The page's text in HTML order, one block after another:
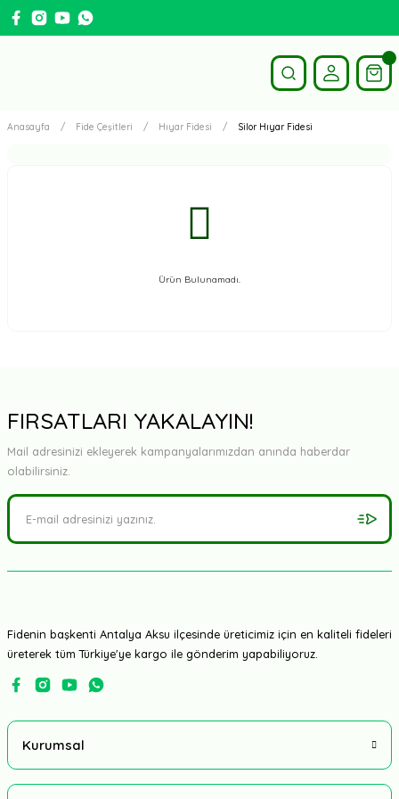
Anasayfa Fide Çeşitleri Hıyar Fidesi Silor Hıyar Fidesi
Ürün Bulunamadı.
FIRSATLARI YAKALAYIN!
Mail adresinizi ekleyerek kampanyalarımızdan anında haberdar
olabilirsiniz.
Fidenin başkenti Antalya Aksu ilçesinde üreticimiz için en kaliteli fideleri
üreterek tüm Türkiye'ye kargo ile gönderim yapabiliyoruz.
Kurumsal